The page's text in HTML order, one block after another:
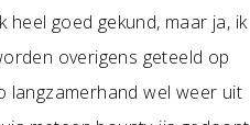
goed gekund, maar ja, ik
overigens geteeld op
langzamerhand wel weer uit